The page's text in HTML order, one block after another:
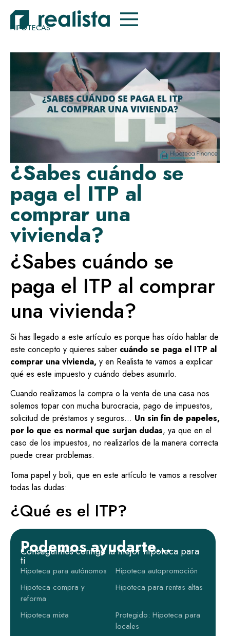
HIPOTECAS
¿Sabes cuándo se
paga el ITP al
comprar una
vivienda?
¿Sabes cuándo se
paga el ITP al comprar
una vivienda?
Si has llegado a este artículo es porque has oído hablar de
este concepto y quieres saber cuándo se paga el ITP al
comprar una vivienda, y en Realista te vamos a explicar
qué es este impuesto y cuándo debes asumirlo.
Cuando realizamos la compra o la venta de una casa nos
solemos topar con mucha burocracia, pago de impuestos,
solicitud de préstamos y seguros… Un sin fin de papeles,
por lo que es normal que surjan dudas, ya que en el
caso de los impuestos, no realizarlos de la manera correcta
puede crear problemas.
Toma papel y boli, que en este artículo te vamos a resolver
todas las dudas:
¿Qué es el ITP?
Podemos ayudarte...
Conseguimos contigo la mejor hipoteca para
ti
Hipoteca para autónomos
Hipoteca autopromoción
Hipoteca compra y
reforma
Hipoteca para rentas altas
Hipoteca mixta
Protegido: Hipoteca para
locales